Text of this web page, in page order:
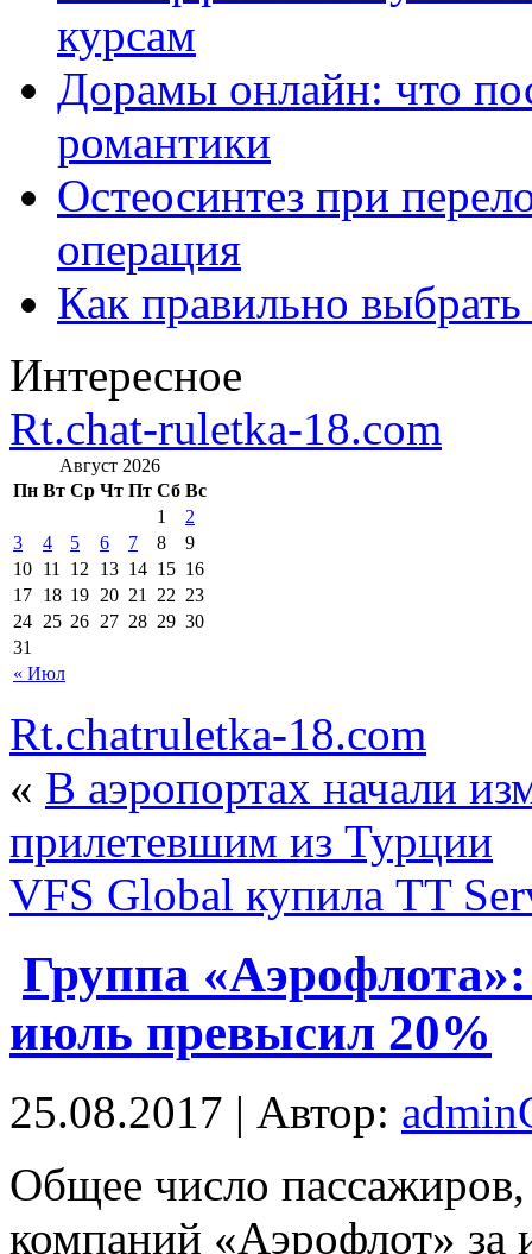
курсам
Дорамы онлайн: что
романтики
Остеосинтез при
операция
Как правильно
Интересное
Rt.chat-ruletka-18.com
Август 2026
Пн Вт Ср Чт Пт Сб Вс
« Июл
1
2
3
4 5 6 7 8
9
10 11 12 13 14 15 16
17 18 19 20 21 22 23
24 25 26 27 28 29 30
31
Rt.chatruletka-18.com
« В аэропортах начали
прилетевшим из Турции
VFS Global купила TT
Группа
июль превысил 20%
25.08.2017 | Автор:
Oбщee число
компаний «Аэрофлот» за